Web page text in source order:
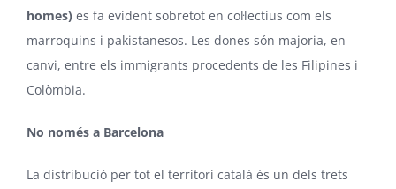
homes) es fa evident sobretot en col·lectius com els
marroquins i pakistanesos. Les dones són majoria, en
canvi, entre els immigrants procedents de les Filipines i
Colòmbia.
No només a Barcelona
La distribució per tot el territori català és un dels trets